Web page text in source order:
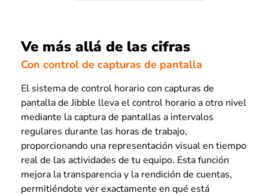
Ve más allá de las cifras
Con control de capturas de pantalla
El sistema de control horario con capturas de
pantalla de Jibble lleva el control horario a otro nivel
mediante la captura de pantallas a intervalos
regulares durante las horas de trabajo,
proporcionando una representación visual en tiempo
real de las actividades de tu equipo. Esta función
mejora la transparencia y la rendición de cuentas,
permitiéndote ver exactamente en qué está